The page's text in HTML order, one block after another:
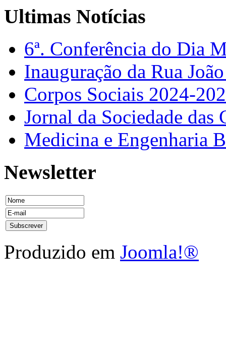
Ultimas Notícias
6ª. Conferência do Dia
Inauguração da Rua
Corpos Sociais 2024-
Jornal da Sociedade
Medicina e Engenharia
Newsletter
Produzido em Joomla!®